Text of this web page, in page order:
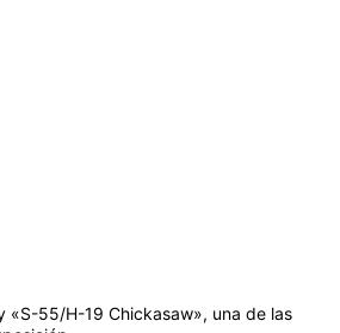
«S-55/H-19 Chickasaw», una de las